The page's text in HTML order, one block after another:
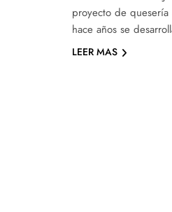
proyecto de
hace años se
LEER MAS